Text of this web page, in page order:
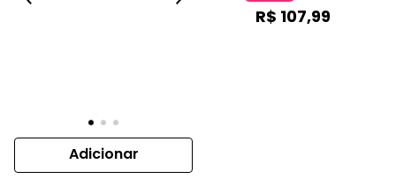
Adicionar
R$ 107,99